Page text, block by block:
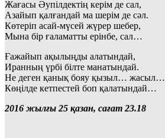
Жағасы Әупілдектің керім де сал,
Азайып қалғандай ма шерім де сәл.
Көтеріп асай-мүсей жүрер шебер,
Мына бір ғаламатты ерінбе, сал…
Ғажайып ақылыңды алатындай,
Иранның үрбі білте манатындай.
Не деген қанық бояу қызыл… жасыл…
Көңілде кетпестей боп қалатындай…
2016 жылғы 25 қазан, сағат 23.18